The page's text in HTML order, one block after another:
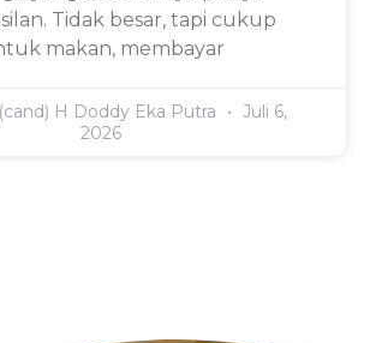
Tidak besar, tapi cukup
makan, membayar
H Doddy Eka Putra
Juli 6,
2026